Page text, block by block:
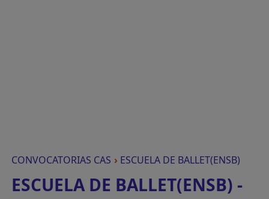
CONVOCATORIAS CAS › ESCUELA DE BALLET(ENSB)
ESCUELA DE BALLET(ENSB) -